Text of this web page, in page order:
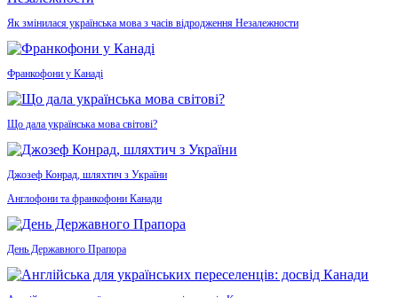
Як змінилася українська мова з часів відродження Незалежности
Франкофони у Канаді
Що дала українська мова світові?
Джозеф Конрад, шляхтич з України
Англофони та франкофони Канади
День Державного Прапора